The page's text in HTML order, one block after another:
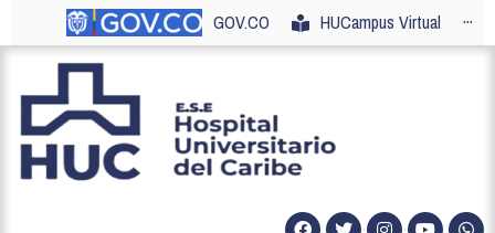
GOV.CO HUCampus Virtual ···